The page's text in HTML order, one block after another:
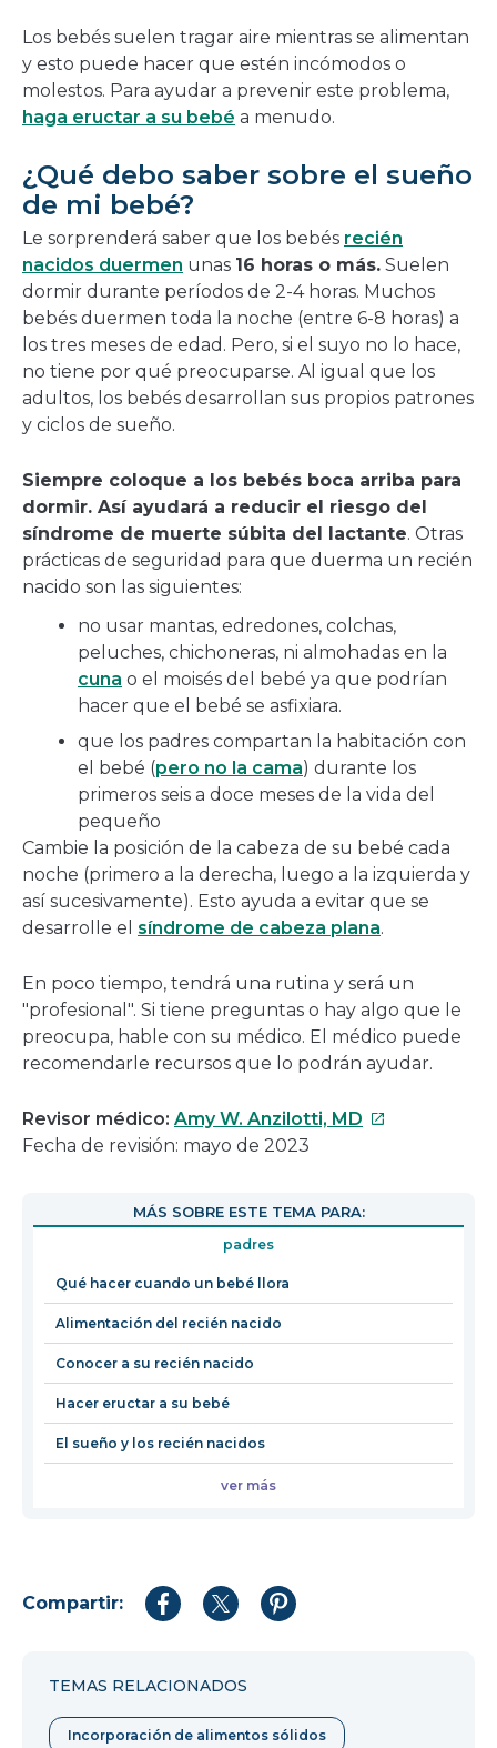
Los bebés suelen tragar aire mientras se alimentan
y esto puede hacer que estén incómodos o
molestos. Para ayudar a prevenir este problema,
haga eructar a su bebé a menudo.
¿Qué debo saber sobre el sueño
de mi bebé?
Le sorprenderá saber que los bebés recién
nacidos duermen unas 16 horas o más. Suelen
dormir durante períodos de 2-4 horas. Muchos
bebés duermen toda la noche (entre 6-8 horas) a
los tres meses de edad. Pero, si el suyo no lo hace,
no tiene por qué preocuparse. Al igual que los
adultos, los bebés desarrollan sus propios patrones
y ciclos de sueño.
Siempre coloque a los bebés boca arriba para
dormir. Así ayudará a reducir el riesgo del
síndrome de muerte súbita del lactante. Otras
prácticas de seguridad para que duerma un recién
nacido son las siguientes:
no usar mantas, edredones, colchas,
peluches, chichoneras, ni almohadas en la
cuna o el moisés del bebé ya que podrían
hacer que el bebé se asfixiara.
que los padres compartan la habitación con
el bebé (pero no la cama) durante los
primeros seis a doce meses de la vida del
pequeño
Cambie la posición de la cabeza de su bebé cada
noche (primero a la derecha, luego a la izquierda y
así sucesivamente). Esto ayuda a evitar que se
desarrolle el síndrome de cabeza plana.
En poco tiempo, tendrá una rutina y será un
"profesional". Si tiene preguntas o hay algo que le
preocupa, hable con su médico. El médico puede
recomendarle recursos que lo podrán ayudar.
Revisor médico: Amy W. Anzilotti, MD Este
en
ventana
Fecha de revisión: mayo de 2023
MÁS SOBRE ESTE TEMA PARA:
padres
Qué hacer cuando un bebé llora
Alimentación del recién nacido
Conocer a su recién nacido
Hacer eructar a su bebé
El sueño y los recién nacidos
ver más
Compartir:
CompartirCompartirCompartir
TEMAS RELACIONADOS
Incorporación de alimentos sólidos